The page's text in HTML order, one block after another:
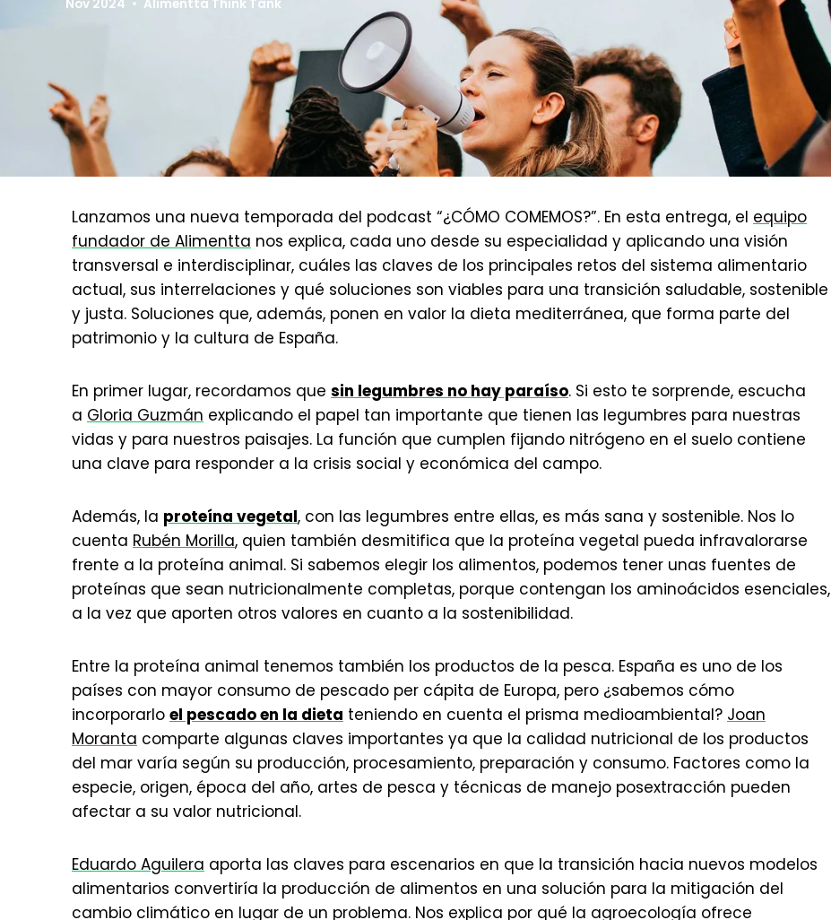
Nov 2024 Alimentta Think Tank
Lanzamos una nueva temporada del podcast “¿CÓMO COMEMOS?”. En esta entrega, el equipo
fundador de Alimentta nos explica, cada uno desde su especialidad y aplicando una visión
transversal e interdisciplinar, cuáles las claves de los principales retos del sistema alimentario
actual, sus interrelaciones y qué soluciones son viables para una transición saludable, sostenible
y justa. Soluciones que, además, ponen en valor la dieta mediterránea, que forma parte del
patrimonio y la cultura de España.
En primer lugar, recordamos que sin legumbres no hay paraíso. Si esto te sorprende, escucha
a Gloria Guzmán explicando el papel tan importante que tienen las legumbres para nuestras
vidas y para nuestros paisajes. La función que cumplen fijando nitrógeno en el suelo contiene
una clave para responder a la crisis social y económica del campo.
Además, la proteína vegetal, con las legumbres entre ellas, es más sana y sostenible. Nos lo
cuenta Rubén Morilla, quien también desmitifica que la proteína vegetal pueda infravalorarse
frente a la proteína animal. Si sabemos elegir los alimentos, podemos tener unas fuentes de
proteínas que sean nutricionalmente completas, porque contengan los aminoácidos esenciales,
a la vez que aporten otros valores en cuanto a la sostenibilidad.
Entre la proteína animal tenemos también los productos de la pesca. España es uno de los
países con mayor consumo de pescado per cápita de Europa, pero ¿sabemos cómo
incorporarlo el pescado en la dieta teniendo en cuenta el prisma medioambiental? Joan
Moranta comparte algunas claves importantes ya que la calidad nutricional de los productos
del mar varía según su producción, procesamiento, preparación y consumo. Factores como la
especie, origen, época del año, artes de pesca y técnicas de manejo posextracción pueden
afectar a su valor nutricional.
Eduardo Aguilera aporta las claves para escenarios en que la transición hacia nuevos modelos
alimentarios convertiría la producción de alimentos en una solución para la mitigación del
cambio climático en lugar de un problema. Nos explica por qué la agroecología ofrece